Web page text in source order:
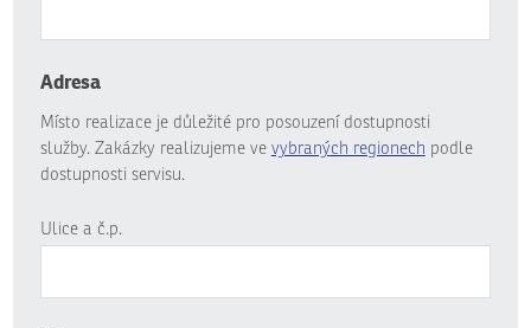
Adresa
Místo realizace je důležité pro posouzení dostupnosti
služby. Zakázky realizujeme ve vybraných regionech podle
dostupnosti servisu.
Ulice a č.p.